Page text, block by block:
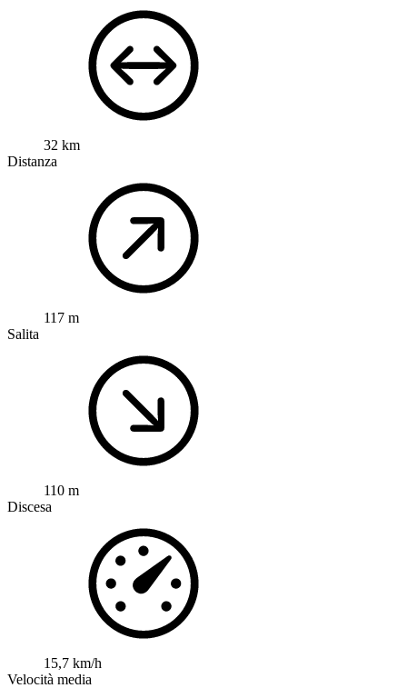
32 km
Distanza
117 m
Salita
110 m
Discesa
15,7 km/h
Velocità media